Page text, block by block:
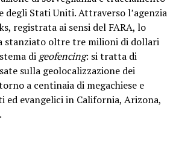
degli Stati Uniti. Attraverso l’agenzia
registrata ai sensi del FARA, lo
stanziato oltre tre milioni di dollari
di geofencing: si tratta di
sulla geolocalizzazione dei
a centinaia di megachiese e
ed evangelici in California, Arizona,